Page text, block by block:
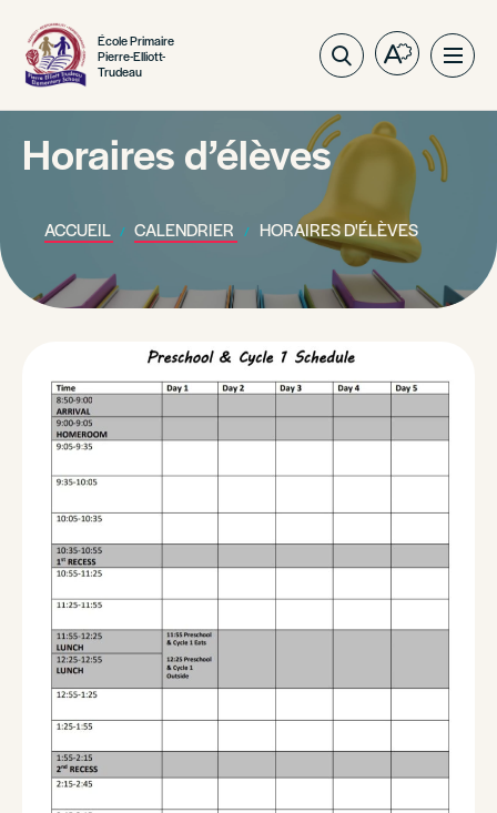
École Primaire
Pierre-Elliott-
Trudeau
Ouvrez
barre
d'outils
Horaires d’élèves
ACCUEIL CALENDRIER HORAIRES D'ÉLÈVES